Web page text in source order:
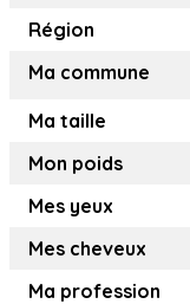
Région
Ma commune
Ma taille
Mon poids
Mes yeux
Mes cheveux
Ma profession